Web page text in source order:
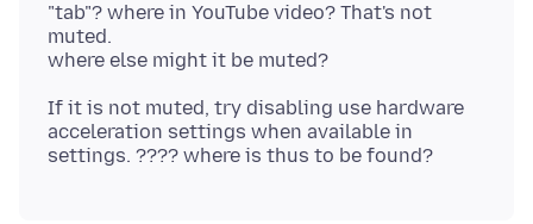
"tab"? where in YouTube video? That's not
muted.
If it is not muted, try disabling use hardware
acceleration settings when available in